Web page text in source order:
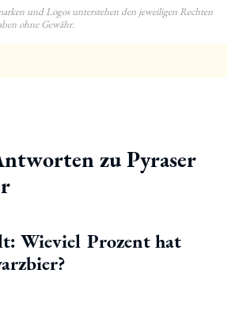
und Logos unterstehen den jeweiligen Rechten
ohne Gewähr.
zu Pyraser
Wieviel Prozent hat